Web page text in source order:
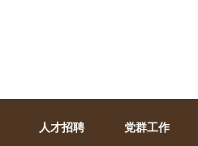
人才招聘 党群工作